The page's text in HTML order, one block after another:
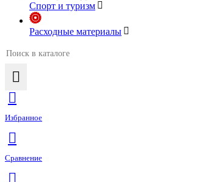
Спорт и туризм
Расходные материалы
Избранное
Сравнение